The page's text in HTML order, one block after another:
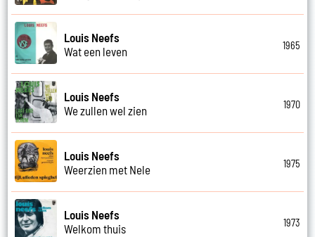
Louis Neefs
Wat een leven
1965
Louis Neefs
We zullen wel zien
1970
Louis Neefs
Weerzien met Nele
1975
Louis Neefs
Welkom thuis
1973